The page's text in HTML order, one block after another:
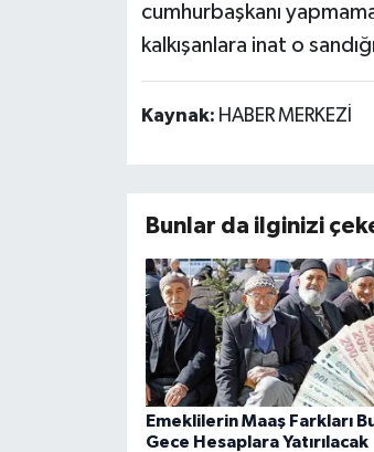
cumhurbaşkanı
kalkışanlara inat o
Kaynak: HABER MERKEZİ
Bunlar da ilginizi
Emeklilerin Maaş Farkları
Gece Hesaplara Yatırılacak